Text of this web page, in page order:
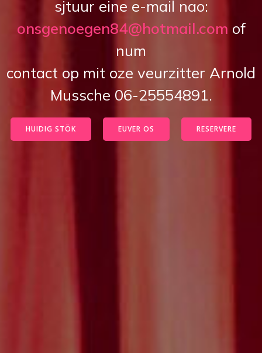
sjtuur eine e-mail nao:
onsgenoegen84@hotmail.com of
num
contact op mit oze veurzitter Arnold
Mussche 06-25554891.
HUIDIG STÖK EUVER OS RESERVERE